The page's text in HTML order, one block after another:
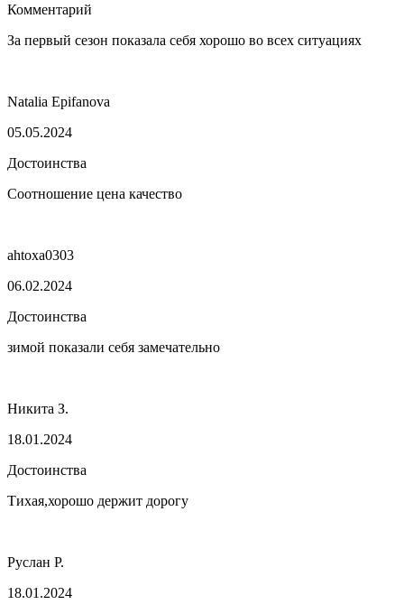
Комментарий
За первый сезон показала себя хорошо во всех ситуациях
Natalia Epifanova
05.05.2024
Достоинства
Соотношение цена качество
ahtoxa0303
06.02.2024
Достоинства
зимой показали себя замечательно
Никита З.
18.01.2024
Достоинства
Тихая,хорошо держит дорогу
Руслан Р.
18.01.2024